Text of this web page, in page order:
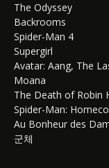
The Odyssey
Backrooms
Spider-Man 4
Supergirl
Avatar: Aang, The
Moana
The Death of Robin
Spider-Man:
Au Bonheur des
군체